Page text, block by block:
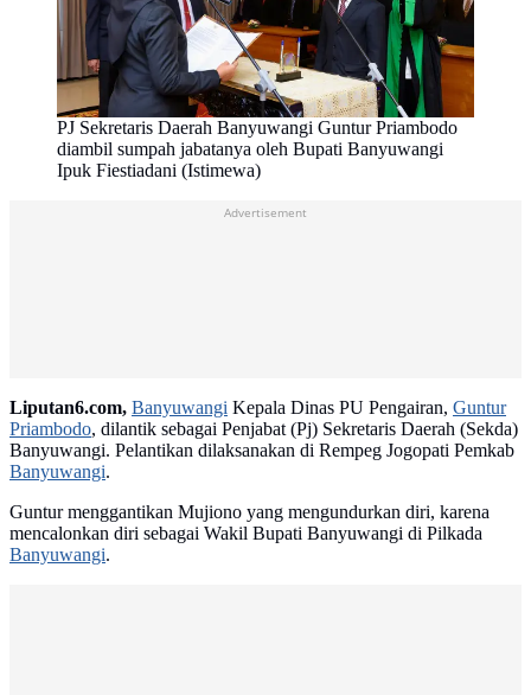
PJ Sekretaris Daerah Banyuwangi Guntur Priambodo
diambil sumpah jabatanya oleh Bupati Banyuwangi
Ipuk Fiestiadani (Istimewa)
Advertisement
Liputan6.com, Banyuwangi Kepala Dinas PU Pengairan, Guntur
Priambodo, dilantik sebagai Penjabat (Pj) Sekretaris Daerah (Sekda)
Banyuwangi. Pelantikan dilaksanakan di Rempeg Jogopati Pemkab
Banyuwangi.
Guntur menggantikan Mujiono yang mengundurkan diri, karena
mencalonkan diri sebagai Wakil Bupati Banyuwangi di Pilkada
Banyuwangi.